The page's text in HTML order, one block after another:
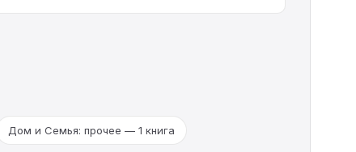
Дом и Семья: прочее — 1 книга